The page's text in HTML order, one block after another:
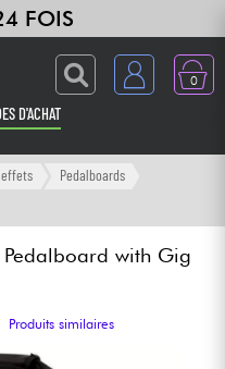
FOIS
0
D'ACHAT
Pedalboards
with Gig
Produits similaires